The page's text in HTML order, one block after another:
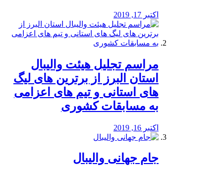
اکتبر 17, 2019
مراسم تجلیل هیئت والیبال
استان البرز از برترین های لیگ
های استانی و تیم های اعزامی
به مسابقات کشوری
اکتبر 16, 2019
جام جهانی والیبال